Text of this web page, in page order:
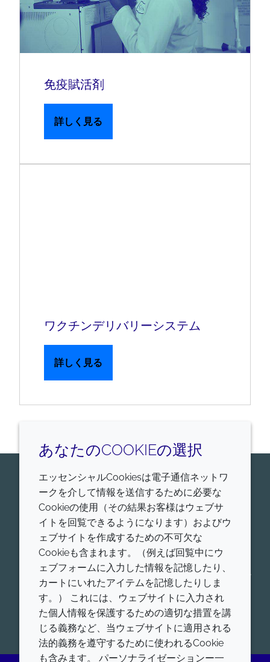
免疫賦活剤
詳しく見る
ワクチンデリバリーシステム
詳しく見る
お問い合わせはこちら
Croda Pharmaは、ヒトおよび動物に適用する、医薬
品賦形剤、ワクチンアジュバント、脂質送達システム
の世界的リーダーです。我々の薬物送達プラットフォ
ームの詳細をご覧ください。低分子送達、タンパク質
送達、核酸送達、アジュバントシステム、コンシュー
マーヘルスなど、ヒト用および動物用の各薬物送達プ
ラットフォームにおける製品を、幅広く提供していま
す。
開始
あなたのCOOKIEの選択
エッセンシャルCookiesは電子通信ネットワ
ークを介して情報を送信するために必要な
Cookieの使用（その結果お客様はウェブサ
イトを回覧できるようになります）およびウ
ェブサイトを作成するための不可欠な
Cookieも含まれます。（例えば回覧中にウ
ェブフォームに入力した情報を記憶したり、
カートにいれたアイテムを記憶したりしま
す。） これには、ウェブサイトに入力され
た個人情報を保護するための適切な措置を講
じる義務など、当ウェブサイトに適用される
法的義務を遵守するために使われるCookie
も含みます。 パーソナライゼーションー一